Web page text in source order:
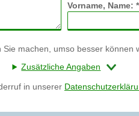
Vorname, Name: *
Sie machen, umso besser können
Zusätzliche Angaben
in unserer